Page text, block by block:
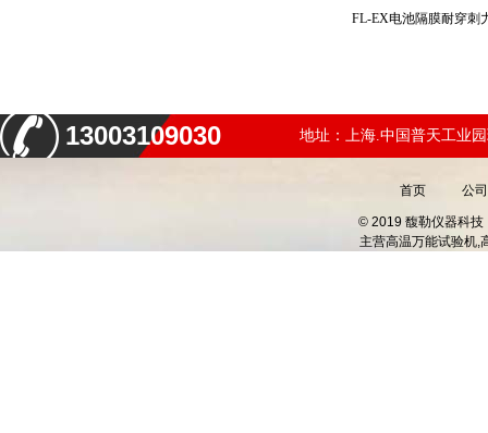
FL-EX电池隔膜耐穿
13003109030 地址：上海.中国普天工业
首页 公
© 2019 馥勒仪器科技
主营高温万能试验机,